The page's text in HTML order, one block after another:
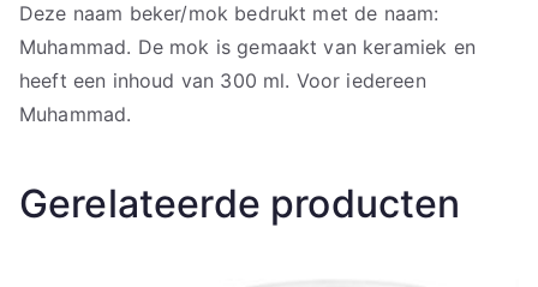
Deze naam beker/mok bedrukt met de naam:
Muhammad. De mok is gemaakt van keramiek en
heeft een inhoud van 300 ml. Voor iedereen
Muhammad.
Gerelateerde producten